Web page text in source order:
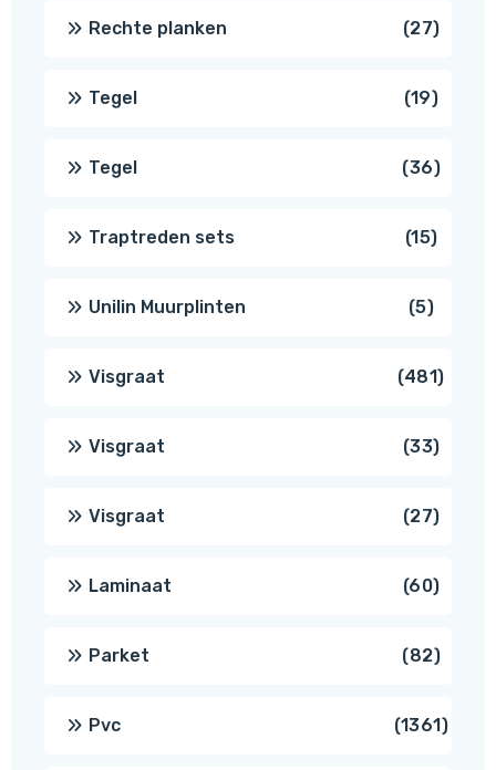
Rechte planken 2727
Tegel 1919
Tegel 3636
Traptreden sets 1515
Unilin Muurplinten 55
Visgraat 481481
Visgraat 3333
Visgraat 2727
Laminaat 6060
Parket 8282
Pvc 13611361